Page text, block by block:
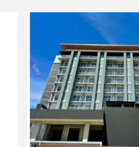
VER DETALLES